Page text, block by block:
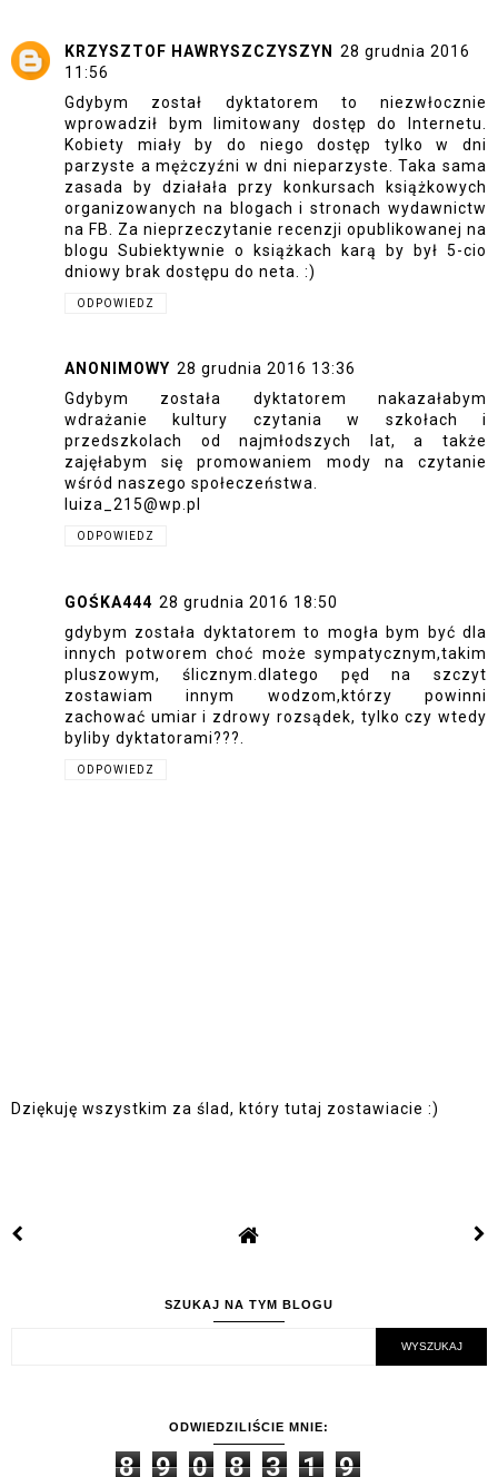
KRZYSZTOF HAWRYSZCZYSZYN
28 grudnia 2016
11:56
Gdybym został dyktatorem to niezwłocznie
wprowadził bym limitowany dostęp do Internetu.
Kobiety miały by do niego dostęp tylko w dni
parzyste a mężczyźni w dni nieparzyste. Taka sama
zasada by działała przy konkursach książkowych
organizowanych na blogach i stronach wydawnictw
na FB. Za nieprzeczytanie recenzji opublikowanej na
blogu Subiektywnie o książkach karą by był 5-cio
dniowy brak dostępu do neta. :)
ODPOWIEDZ
ANONIMOWY 28 grudnia 2016 13:36
Gdybym została dyktatorem nakazałabym
wdrażanie kultury czytania w szkołach i
przedszkolach od najmłodszych lat, a także
zajęłabym się promowaniem mody na czytanie
wśród naszego społeczeństwa.
luiza_215@wp.pl
ODPOWIEDZ
GOŚKA444 28 grudnia 2016 18:50
gdybym została dyktatorem to mogła bym być dla
innych potworem choć może sympatycznym,takim
pluszowym, ślicznym.dlatego pęd na szczyt
zostawiam innym wodzom,którzy powinni
zachować umiar i zdrowy rozsądek, tylko czy wtedy
byliby dyktatorami???.
ODPOWIEDZ
Dziękuję wszystkim za ślad, który tutaj zostawiacie :)
SZUKAJ NA TYM BLOGU
ODWIEDZILIŚCIE MNIE:
8 9 0 8 3 1 9